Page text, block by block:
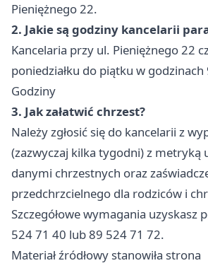
Pieniężnego 22.
2. Jakie są godziny kancelarii
Kancelaria przy ul. Pieniężnego 22
poniedziałku do piątku w
Godziny
3. Jak załatwić chrzest?
Należy zgłosić się do kancelarii z
(zazwyczaj kilka tygodni) z metryką
danymi chrzestnych oraz
przedchrzcielnego dla rodziców i
Szczegółowe wymagania uzyskasz
524 71 40 lub 89 524 71 72.
Materiał źródłowy stanowiła strona